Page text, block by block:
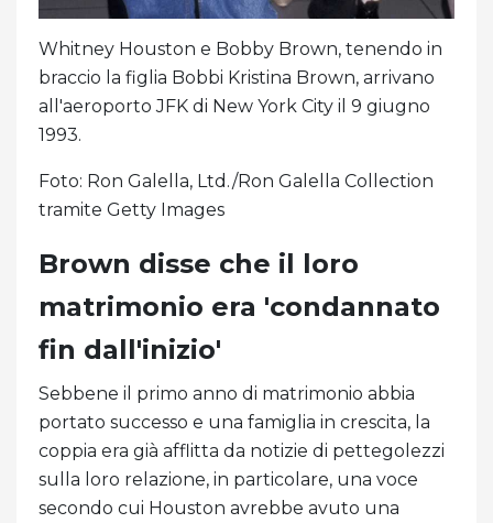
Whitney Houston e Bobby Brown, tenendo in
braccio la figlia Bobbi Kristina Brown, arrivano
all'aeroporto JFK di New York City il 9 giugno
1993.
Foto: Ron Galella, Ltd./Ron Galella Collection
tramite Getty Images
Brown disse che il loro
matrimonio era 'condannato
fin dall'inizio'
Sebbene il primo anno di matrimonio abbia
portato successo e una famiglia in crescita, la
coppia era già afflitta da notizie di pettegolezzi
sulla loro relazione, in particolare, una voce
secondo cui Houston avrebbe avuto una